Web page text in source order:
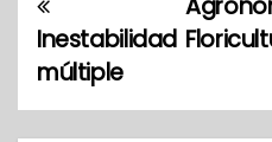
N
a
v
Inestabilidad
múltiple